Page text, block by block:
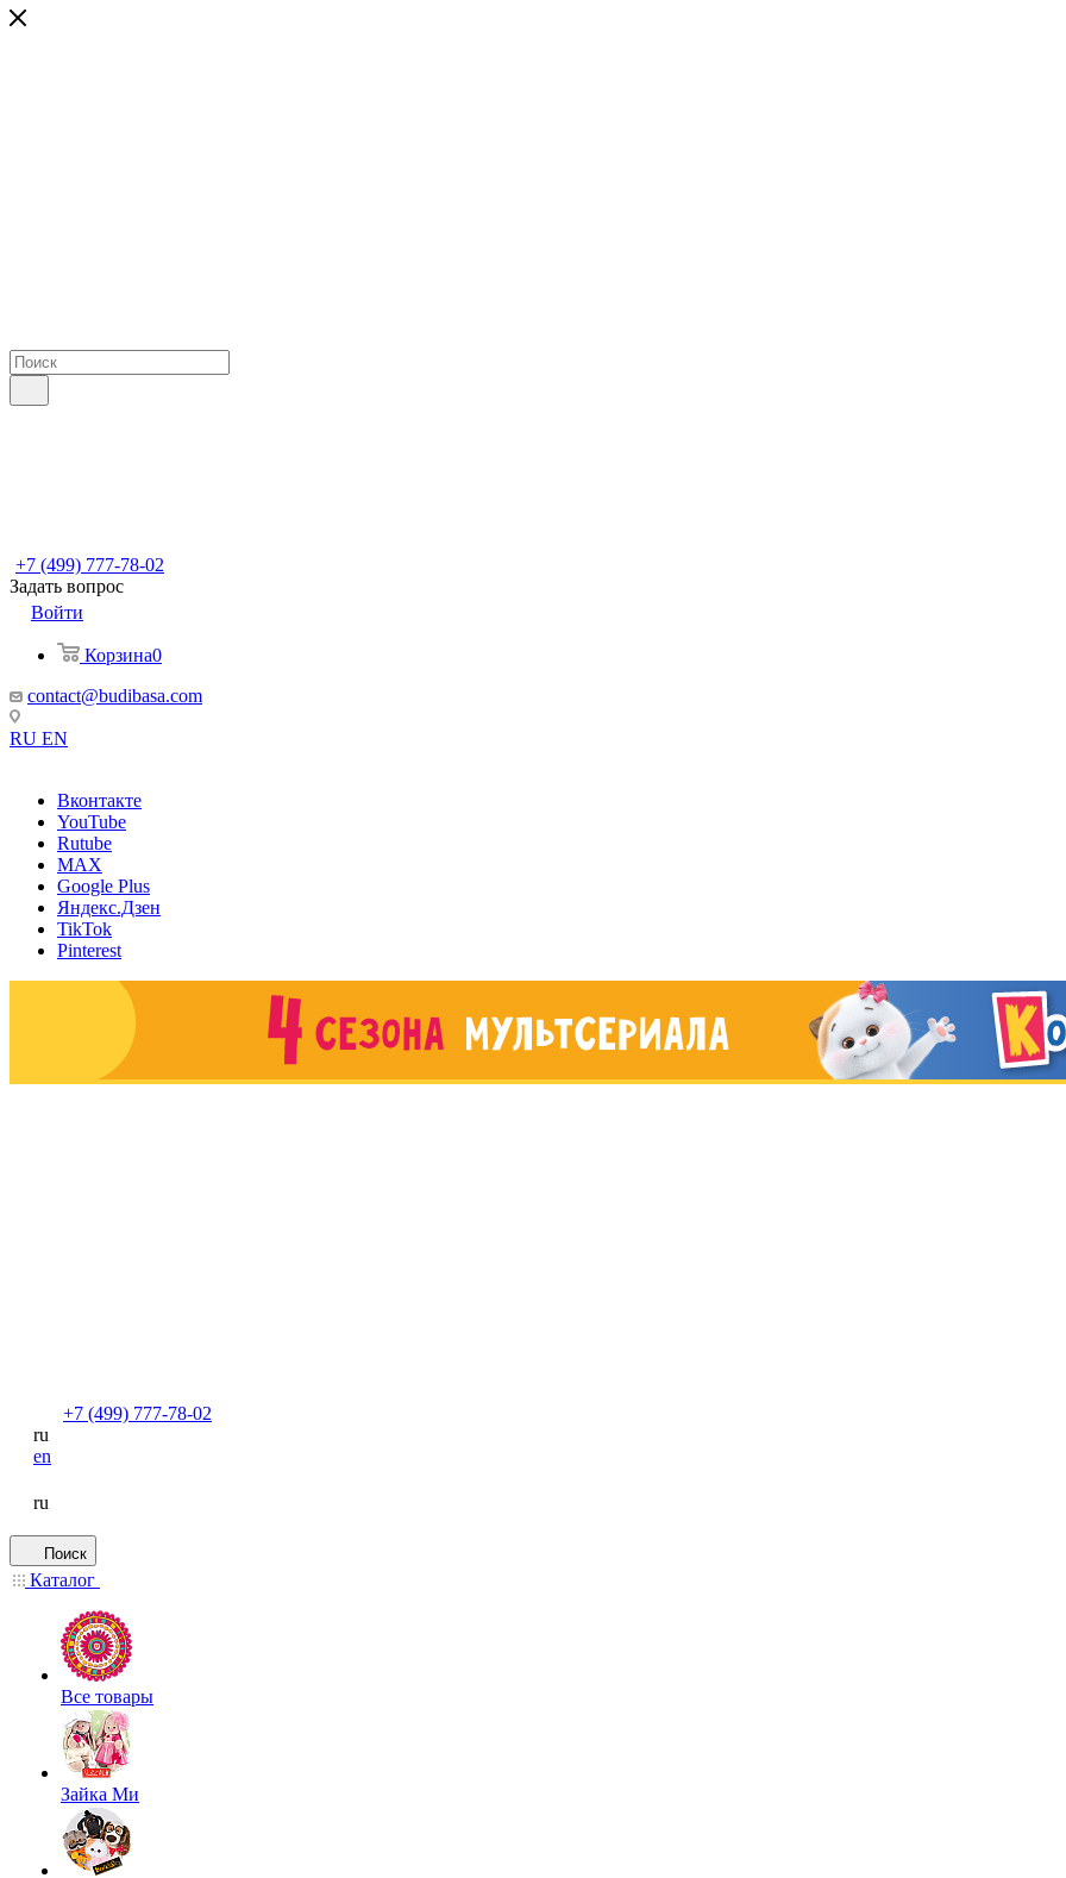
+7 (499) 777-78-02
Задать вопрос
Войти
Корзина0
contact@budibasa.com
RU EN
Вконтакте
YouTube
Rutube
MAX
Google Plus
Яндекс.Дзен
TikTok
Pinterest
+7 (499) 777-78-02
ru
en
ru
Поиск
Каталог
Все товары
Зайка Ми